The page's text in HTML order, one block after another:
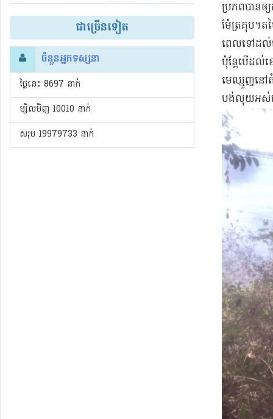
ពន្ធនិងអត់ច្បាប់នាំ
ចូល!?
ជាច្រើនទៀត
ចំនួនអ្នកទស្សនា
ថ្ងៃនេះ​ 8697 នាក់
ម្សិលមិញ 10010 នាក់
សរុប 19979733 នាក់
ប្រភព​បាន​
ម៉ែត្រគុប​។​ត
ពេលទៅដល់​ក
ប៉ុន្តែ​បើ​ដល់​
មេ​ឈ្មួញ​នៅ​តំ
បង់លុយ​អស់ហ